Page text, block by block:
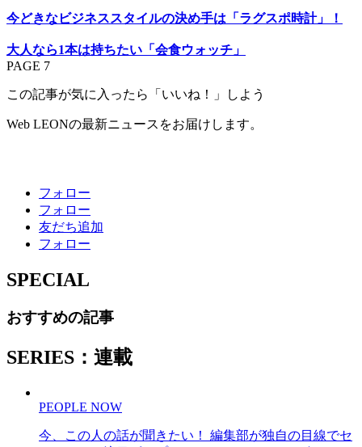
今どきなビジネススタイルの決め手は「ラグスポ時計」！
大人なら1本は持ちたい「会食ウォッチ」
PAGE 7
この記事が気に入ったら「いいね！」しよう
Web LEONの最新ニュースをお届けします。
フォロー
フォロー
友だち追加
フォロー
SPECIAL
おすすめの記事
SERIES：連載
PEOPLE NOW
今、この人の話が聞きたい！ 編集部が独自の目線でセ